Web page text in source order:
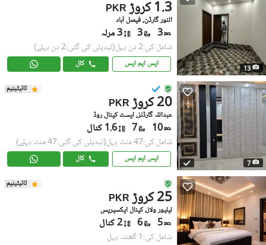
13
PKR 1.3 کروڑ
النور گارڈن, فیصل آباد
3
3 3 مرلہ
شامل کی:2 دن پہل (تبدیلی کی گئی:2 دن پہلے)
ایس ایم ایس کال
7
ٹائیٹینیم
PKR 20 کروڑ
عبداللہ گارڈنز, ایسٹ کینال روڈ
10
7 1.6 کنال
شامل کی:47 منٹ پہل (تبدیلی کی گئی:47 منٹ پہلے)
ایس ایم ایس کال
ٹائیٹینیم
PKR 25 کروڑ
لیلپور ولاز, کینال ایکسپریس
5
6 2 کنال
شامل کی:1 گھنٹہ پہل